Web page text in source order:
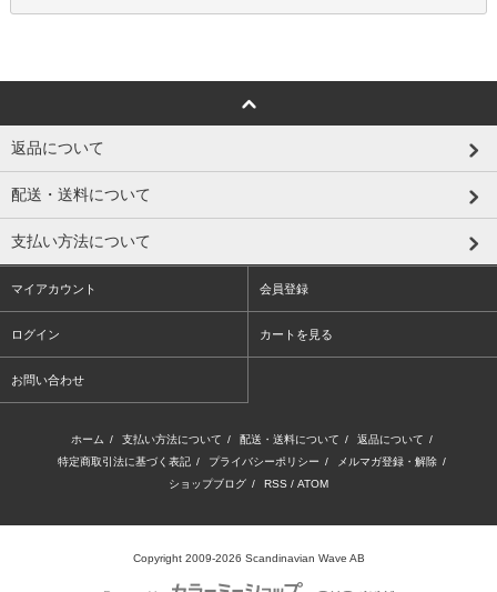
返品について
配送・送料について
支払い方法について
マイアカウント 会員登録
ログイン カートを見る
お問い合わせ
ホーム / 支払い方法について / 配送・送料について / 返品について /
特定商取引法に基づく表記 / プライバシーポリシー / メルマガ登録・解除 /
ショップブログ / RSS / ATOM
Copyright 2009-2026 Scandinavian Wave AB